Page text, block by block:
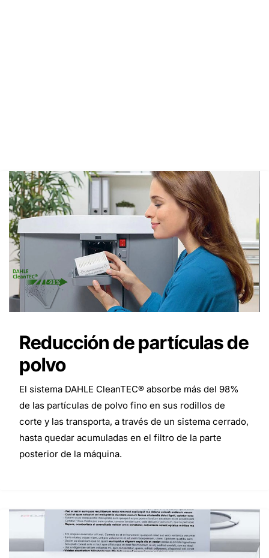
Reducción de partículas de
polvo
El sistema DAHLE CleanTEC® absorbe más del 98%
de las partículas de polvo fino en sus rodillos de
corte y las transporta, a través de un sistema cerrado,
hasta quedar acumuladas en el filtro de la parte
posterior de la máquina.